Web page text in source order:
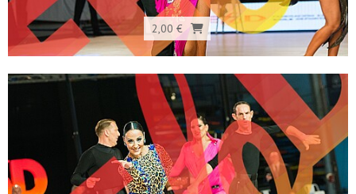
2,00 €